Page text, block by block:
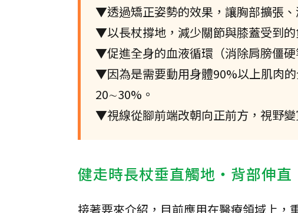
▼透過矯正姿勢的效果，讓胸部擴張、
▼以長杖撐地，減少關節與膝蓋受到的
▼促進全身的血液循環（消除肩膀僵硬
▼因為是需要動用身體90%以上肌肉
20∼30%。
▼視線從腳前端改朝向正前方，視野變
健走時長杖垂直觸地‧背部伸直
接著要來介紹，目前應用在醫療領域上，